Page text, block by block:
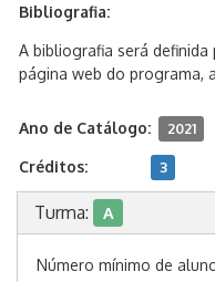
Bibliografia:
A bibliografia será
página web do programa,
Ano de Catálogo: 2021
Créditos: 3
Turma: A
Número mínimo de